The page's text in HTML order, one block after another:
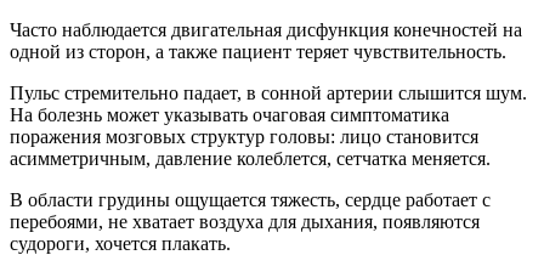
Часто наблюдается двигательная дисфункция конечностей на
одной из сторон, а также пациент теряет чувствительность.
Пульс стремительно падает, в сонной артерии слышится шум.
На болезнь может указывать очаговая симптоматика
поражения мозговых структур головы: лицо становится
асимметричным, давление колеблется, сетчатка меняется.
В области грудины ощущается тяжесть, сердце работает с
перебоями, не хватает воздуха для дыхания, появляются
судороги, хочется плакать.